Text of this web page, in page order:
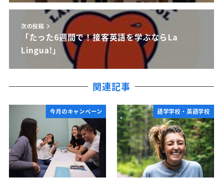
次の投稿
「たった6週間で！接客英語を学ぶならLa
Lingua!」
関連記事
今月のキャンペーン 語学学校・英語学校